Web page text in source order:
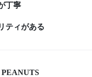
丁寧
ティがある
PEANUTS